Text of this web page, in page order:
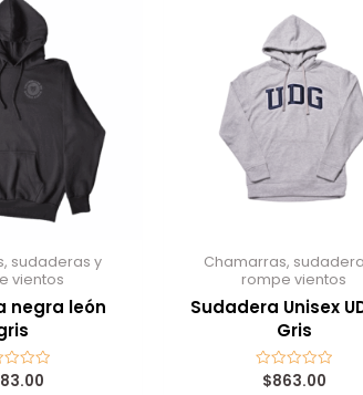
sudaderas y
vientos
negra león
Chamarras,
rompe vientos
Sudadera Unisex
Gris
Valorado
con
$863.00